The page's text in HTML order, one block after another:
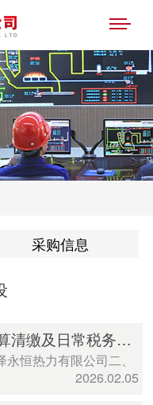
采购信息
企业所得税汇算清缴及日常税务顾问服务 流标公示
恒热力有限公司二、
2026.02.05